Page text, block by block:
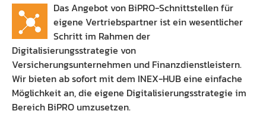
Das Angebot von BiPRO-Schnittstellen für
eigene Vertriebspartner ist ein wesentlicher
Schritt im Rahmen der
Digitalisierungsstrategie von
Versicherungsunternehmen und Finanzdienstleistern.
Wir bieten ab sofort mit dem INEX-HUB eine einfache
Möglichkeit an, die eigene Digitalisierungsstrategie im
Bereich BiPRO umzusetzen.